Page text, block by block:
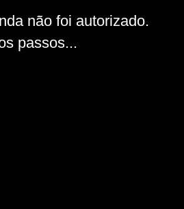
não foi autorizado.
passos...